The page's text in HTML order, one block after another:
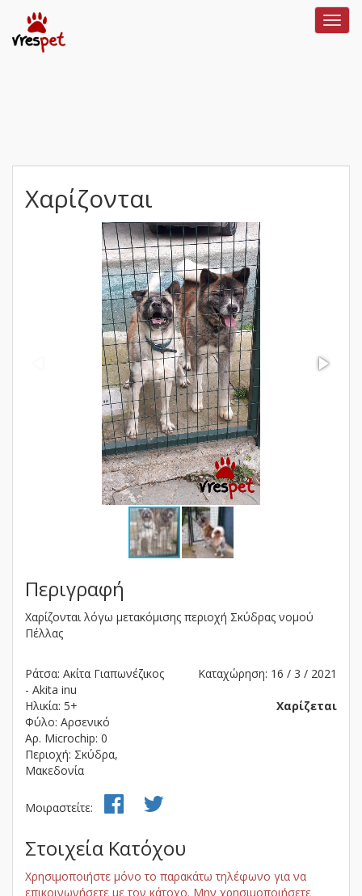
Χαρίζονται
Περιγραφή
Χαρίζονται λόγω μετακόμισης περιοχή Σκύδρας νομού
Πέλλας
Ράτσα: Ακίτα Γιαπωνέζικος
- Akita inu
Ηλικία: 5+
Φύλο: Αρσενικό
Αρ. Microchip: 0
Περιοχή: Σκύδρα,
Μακεδονία
Καταχώρηση: 16 / 3 / 2021
Χαρίζεται
Μοιραστείτε:
Στοιχεία Κατόχου
Χρησιμοποιήστε μόνο το παρακάτω τηλέφωνο για να
επικοινωνήσετε με τον κάτοχο. Μην χρησιμοποιήσετε